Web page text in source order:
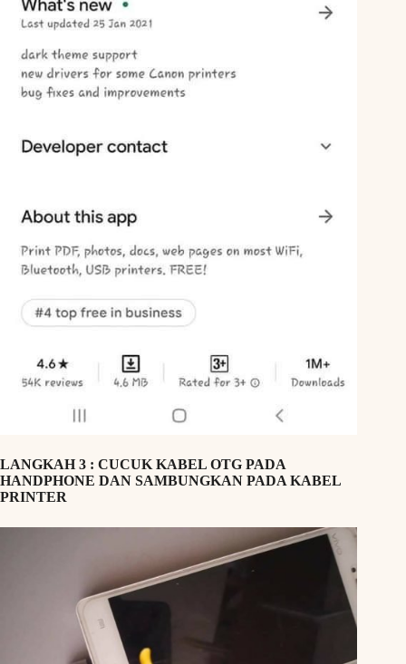
LANGKAH 3 : CUCUK KABEL OTG PADA
HANDPHONE DAN SAMBUNGKAN PADA KABEL
PRINTER